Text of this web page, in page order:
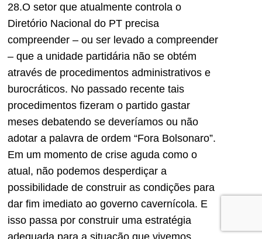
28.O setor que atualmente controla o
Diretório Nacional do PT precisa
compreender – ou ser levado a compreender
– que a unidade partidária não se obtém
através de procedimentos administrativos e
burocráticos. No passado recente tais
procedimentos fizeram o partido gastar
meses debatendo se deveríamos ou não
adotar a palavra de ordem “Fora Bolsonaro”.
Em um momento de crise aguda como o
atual, não podemos desperdiçar a
possibilidade de construir as condições para
dar fim imediato ao governo cavernícola. E
isso passa por construir uma estratégia
adequada para a situação que vivemos.